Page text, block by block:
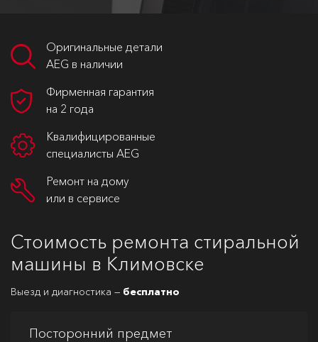
Оригинальные детали
AEG в наличии
Фирменная гарантия
на 2 года
Квалифицированные
специалисты AEG
Ремонт на дому
или в сервисе
Стоимость ремонта стиральной
машины в Климовске
Выезд и диагностика — бесплатно
Посторонний предмет